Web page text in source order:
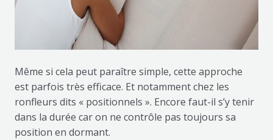
Même si cela peut paraître simple, cette approche
est parfois très efficace. Et notamment chez les
ronfleurs dits « positionnels ». Encore faut-il s’y tenir
dans la durée car on ne contrôle pas toujours sa
position en dormant.